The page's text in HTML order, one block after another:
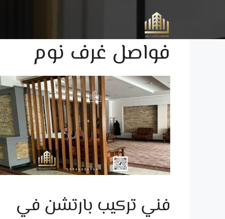
فواصل غرف نوم
فني تركيب بارتشن في